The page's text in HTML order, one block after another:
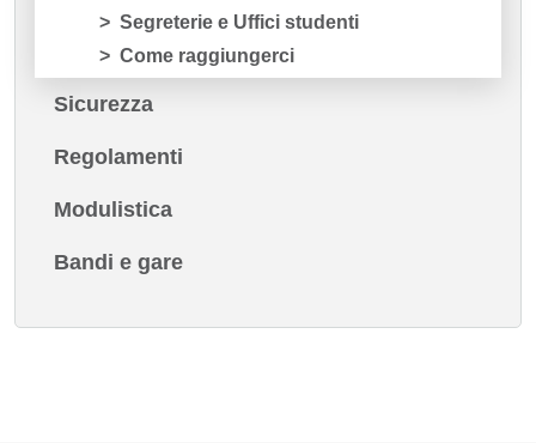
Segreterie e Uffici studenti
Come raggiungerci
Sicurezza
Regolamenti
Modulistica
Bandi e gare